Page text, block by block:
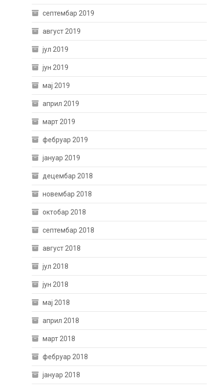
септембар 2019
август 2019
јул 2019
јун 2019
мај 2019
април 2019
март 2019
фебруар 2019
јануар 2019
децембар 2018
новембар 2018
октобар 2018
септембар 2018
август 2018
јул 2018
јун 2018
мај 2018
април 2018
март 2018
фебруар 2018
јануар 2018